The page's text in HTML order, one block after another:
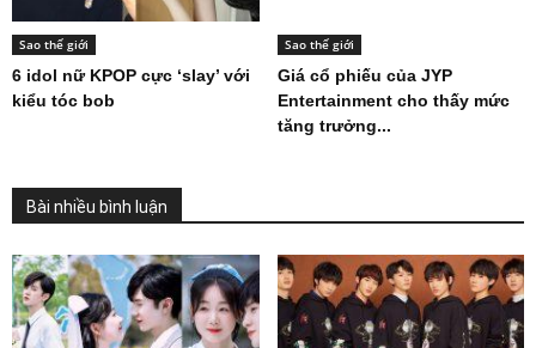
Sao thế giới
6 idol nữ KPOP cực ‘slay’ với
kiểu tóc bob
Sao thế giới
Giá cổ phiếu của JYP
Entertainment cho thấy mức
tăng trưởng...
Bài nhiều bình luận